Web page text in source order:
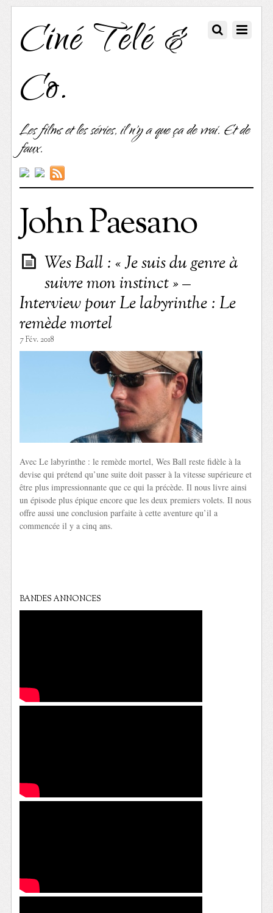
Ciné Télé &
Co.
Les films et les séries, il n'y a que ça de vrai. Et de
faux.
John Paesano
Wes Ball : « Je suis du genre à
suivre mon instinct » –
Interview pour Le labyrinthe : Le
remède mortel
7 Fév. 2018
Avec Le labyrinthe : le remède mortel, Wes Ball reste fidèle à la
devise qui prétend qu’une suite doit passer à la vitesse supérieure et
être plus impressionnante que ce qui la précède. Il nous livre ainsi
un épisode plus épique encore que les deux premiers volets. Il nous
offre aussi une conclusion parfaite à cette aventure qu’il a
commencée il y a cinq ans.
BANDES ANNONCES